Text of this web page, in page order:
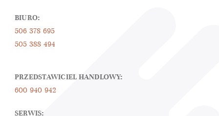
BIURO:
506 378 695
505 388 494
PRZEDSTAWICIEL HANDLOWY:
600 940 942
SERWIS: